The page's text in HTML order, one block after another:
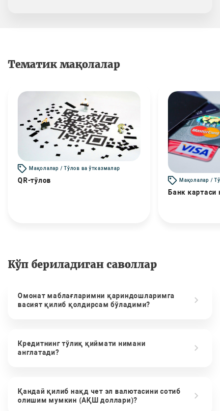
Тематик мақолалар
Мақолалар / Тўлов ва ўтказмалар
QR-тўлов Мақолалар /
Банк картаси
Кўп бериладиган саволлар
Омонат маблағларимни қариндошларимга
васият қилиб қолдирсам бўладими?
Кредитнинг тўлиқ қиймати нимани
англатади?
Қандай қилиб нақд чет эл валютасини сотиб
олишим мумкин (АҚШ доллари)?